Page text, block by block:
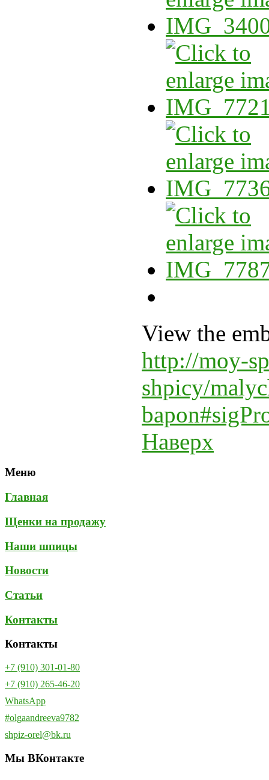
View the
http://moy-
shpicy/
Наверх
Меню
Главная
Щенки на продажу
Наши шпицы
Новости
Статьи
Контакты
Контакты
+7 (910) 301-01-80
+7 (910) 265-46-20
WhatsApp
#olgaandreeva9782
shpiz-orel@bk.ru
Мы ВКонтакте